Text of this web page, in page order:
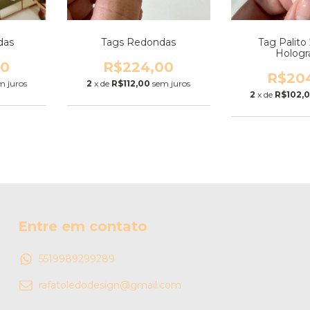
juros
Tags Redondas
R$224,00
2 x de R$112,00 sem juros
Tag Palito
2 x de
Entre em contato
5519989299289
rafatoledodesign@gmail.com